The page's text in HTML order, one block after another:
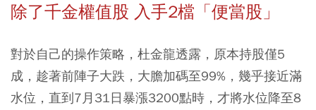
除了千金權值股 入手2檔「便當股」
對於自己的操作策略，杜金龍透露，原本持股僅5
成，趁著前陣子大跌，大膽加碼至99%，幾乎接近滿
水位，直到7月31日暴漲3200點時，才將水位降至8